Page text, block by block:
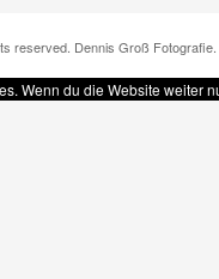
reserved. Dennis Groß Fotografie.
Wenn du die Website weiter